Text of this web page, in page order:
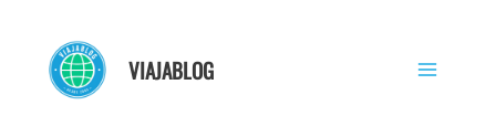
contenido
VIAJABLOG